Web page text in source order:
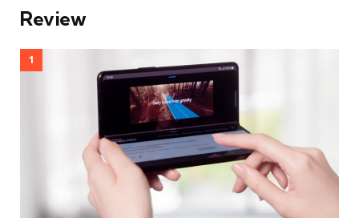
Review